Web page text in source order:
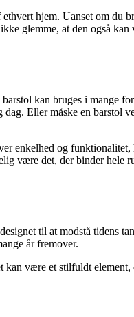
hjem. Uanset om du
glemme, at den også
kan bruges i mange
Eller måske en barstol
enkelhed og
være det, der binder hele
til at modstå tidens
år fremover.
kan være et stilfuldt